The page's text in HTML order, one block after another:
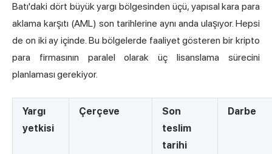
Batı'daki dört büyük yargı bölgesinden üçü, yapısal kara para
aklama karşıtı (AML) son tarihlerine aynı anda ulaşıyor. Hepsi
de on iki ay içinde. Bu bölgelerde faaliyet gösteren bir kripto
para firmasının paralel olarak üç lisanslama sürecini
planlaması gerekiyor.
Yargı
yetkisi
Çerçeve
Son
teslim
tarihi
Darbe